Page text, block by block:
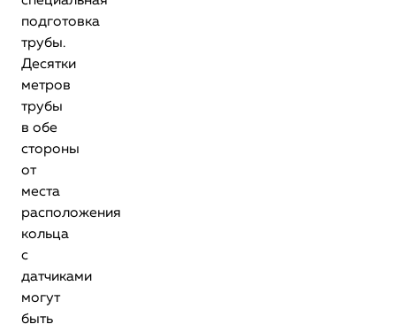
подготовка
трубы.
Десятки
метров
трубы
в обе
стороны
от
места
расположения
кольца
с
датчиками
могут
быть